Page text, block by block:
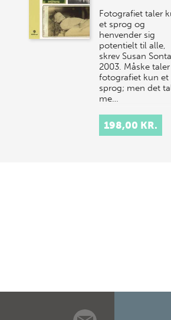
Fotografiet taler
et sprog og
henvender sig
potentielt til alle,
skrev Susan
2003. Måske taler
fotografiet kun et
sprog; men det
me…
198,00 KR.